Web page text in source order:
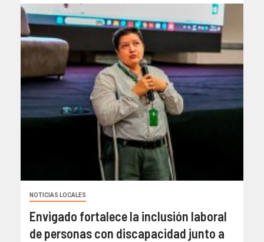
NOTICIAS LOCALES
Envigado fortalece la inclusión laboral
de personas con discapacidad junto a